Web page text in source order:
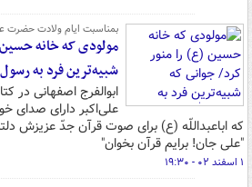
بمناسبت ایام ولادت حضرت
مولودی که خانه
شبیه‌ترین فرد به
ابوالفرج اصفهانی در
علی‌اکبر دارای صدای
که اباعبداللّه (ع) برای صوت قرآن جدّ عزیزش
"علی جان! برایم قرآن بخوان"
۱ اسفند ۰۲ - ۱۹:۳۰